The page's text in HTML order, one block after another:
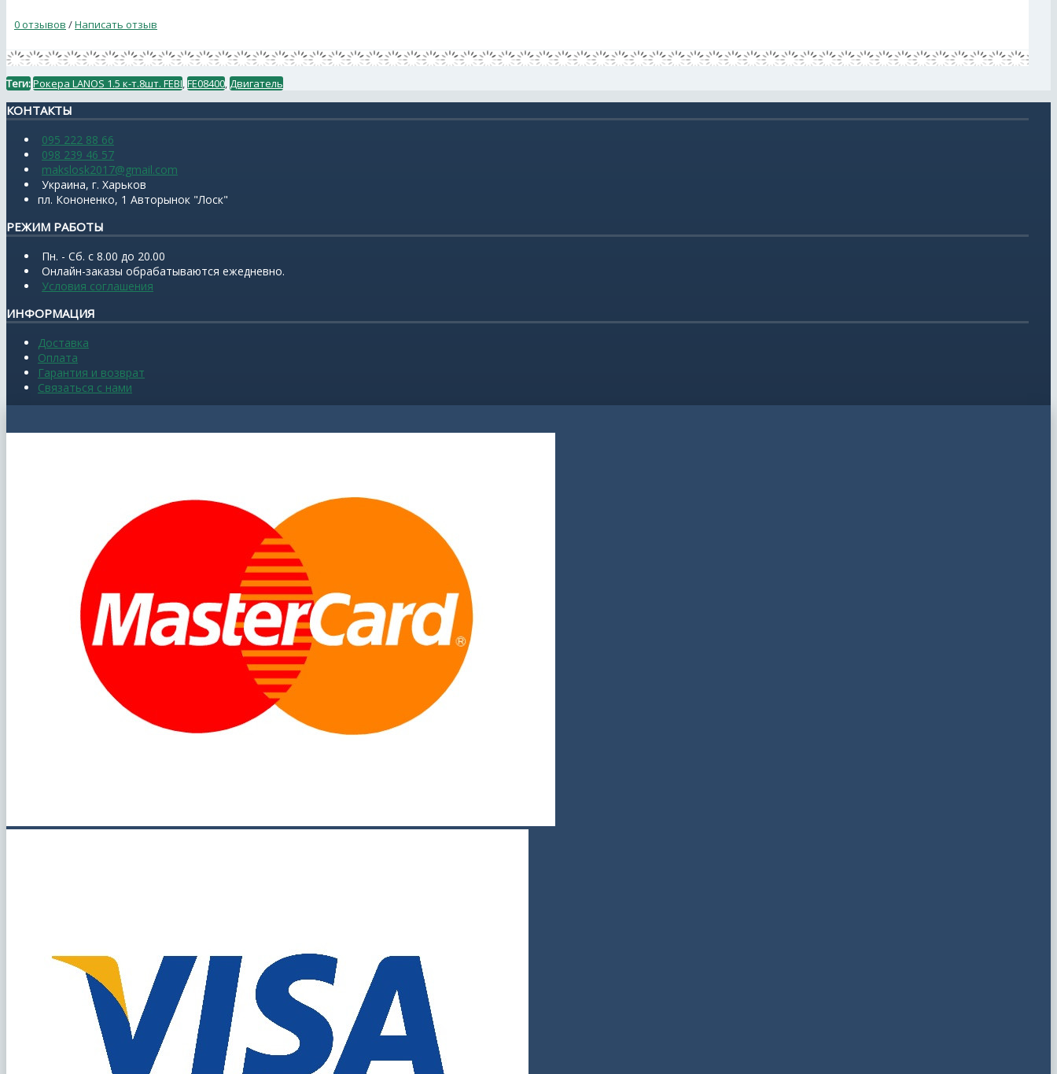
0 отзывов /Написать отзыв
Теги:Рокера LANOS 1.5 к-т.8шт. FEBI,FE08400,Двигатель
КОНТАКТЫ
095 222 88 66
098 239 46 57
makslosk2017@gmail.com
Украина, г. Харьков
пл. Кононенко, 1 Авторынок "Лоск"
РЕЖИМ РАБОТЫ
Пн. - Сб. с 8.00 до 20.00
Онлайн-заказы обрабатываются ежедневно.
Условия соглашения
ИНФОРМАЦИЯ
Доставка
Оплата
Гарантия и возврат
Связаться с нами